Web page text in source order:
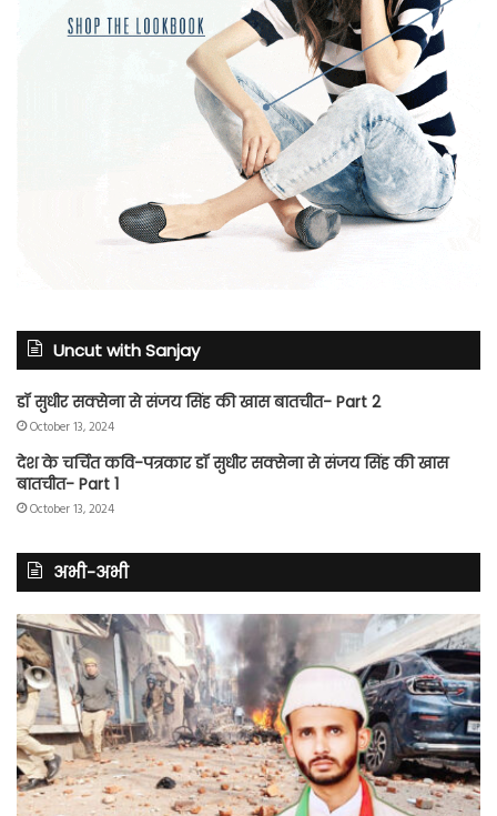
Uncut with Sanjay
डॉ सुधीर सक्सेना से संजय सिंह की खास बातचीत- Part 2
October 13, 2024
देश के चर्चित कवि-पत्रकार डॉ सुधीर सक्सेना से संजय सिंह की खास
बातचीत- Part 1
October 13, 2024
अभी-अभी